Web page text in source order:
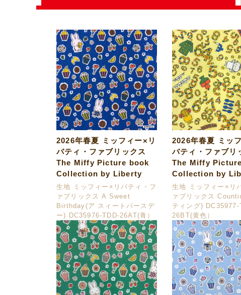
2026年春夏 ミッフィー×リ
バティ・ファブリックス
The Miffy Picture book
Collection by Liberty
生地 ミッフィー×リバティ・フ
ァブリックス A Sweet
Birthday(ア スィートバースデ
ー) DC35976-TDD-26AT(青）
2026年春夏 ミッ
バティ・ファブリ
The Miffy
Collection by
生地 ミッフィー×リ
ァブリックス
ティング) DC35977-
26BT(黄色）